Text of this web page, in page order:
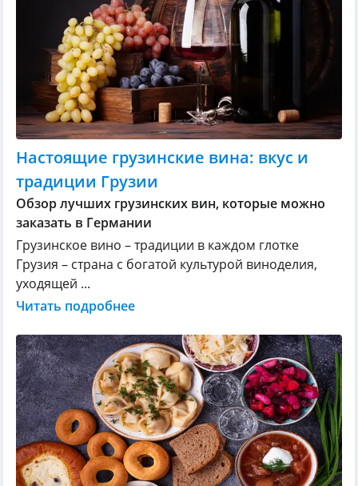
Настоящие грузинские вина: вкус и
традиции Грузии
Обзор лучших грузинских вин, которые можно
заказать в Германии
Грузинское вино – традиции в каждом глотке
Грузия – страна с богатой культурой виноделия,
уходящей ...
Читать подробнее